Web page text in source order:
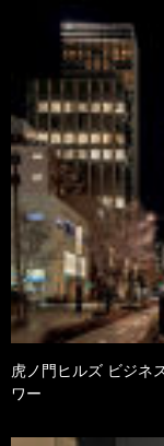
虎ノ門ヒルズ ビジ
ワー